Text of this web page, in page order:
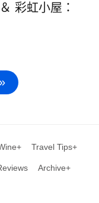
彩虹小屋：
Travel Tips+
Archive+